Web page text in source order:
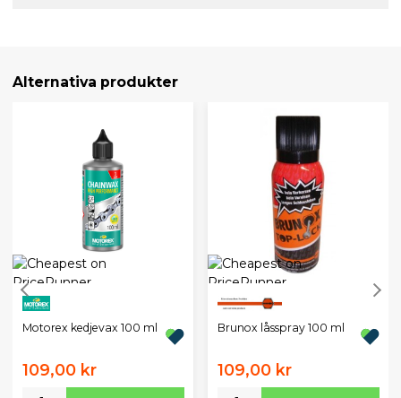
Alternativa produkter
Motorex kedjevax 100 ml
109,00 kr
Brunox låsspray 100 ml
109,00 kr